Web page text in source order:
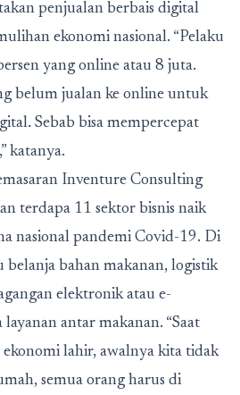
penjualan berbais digital
ekonomi nasional. “Pelaku
yang online atau 8 juta.
belum jualan ke online untuk
Sebab bisa mempercepat
katanya.
Inventure Consulting
terdapa 11 sektor bisnis naik
nasional pandemi Covid-19. Di
belanja bahan makanan, logistik
elektronik atau e-
antar makanan. “Saat
lahir, awalnya kita tidak
semua orang harus di